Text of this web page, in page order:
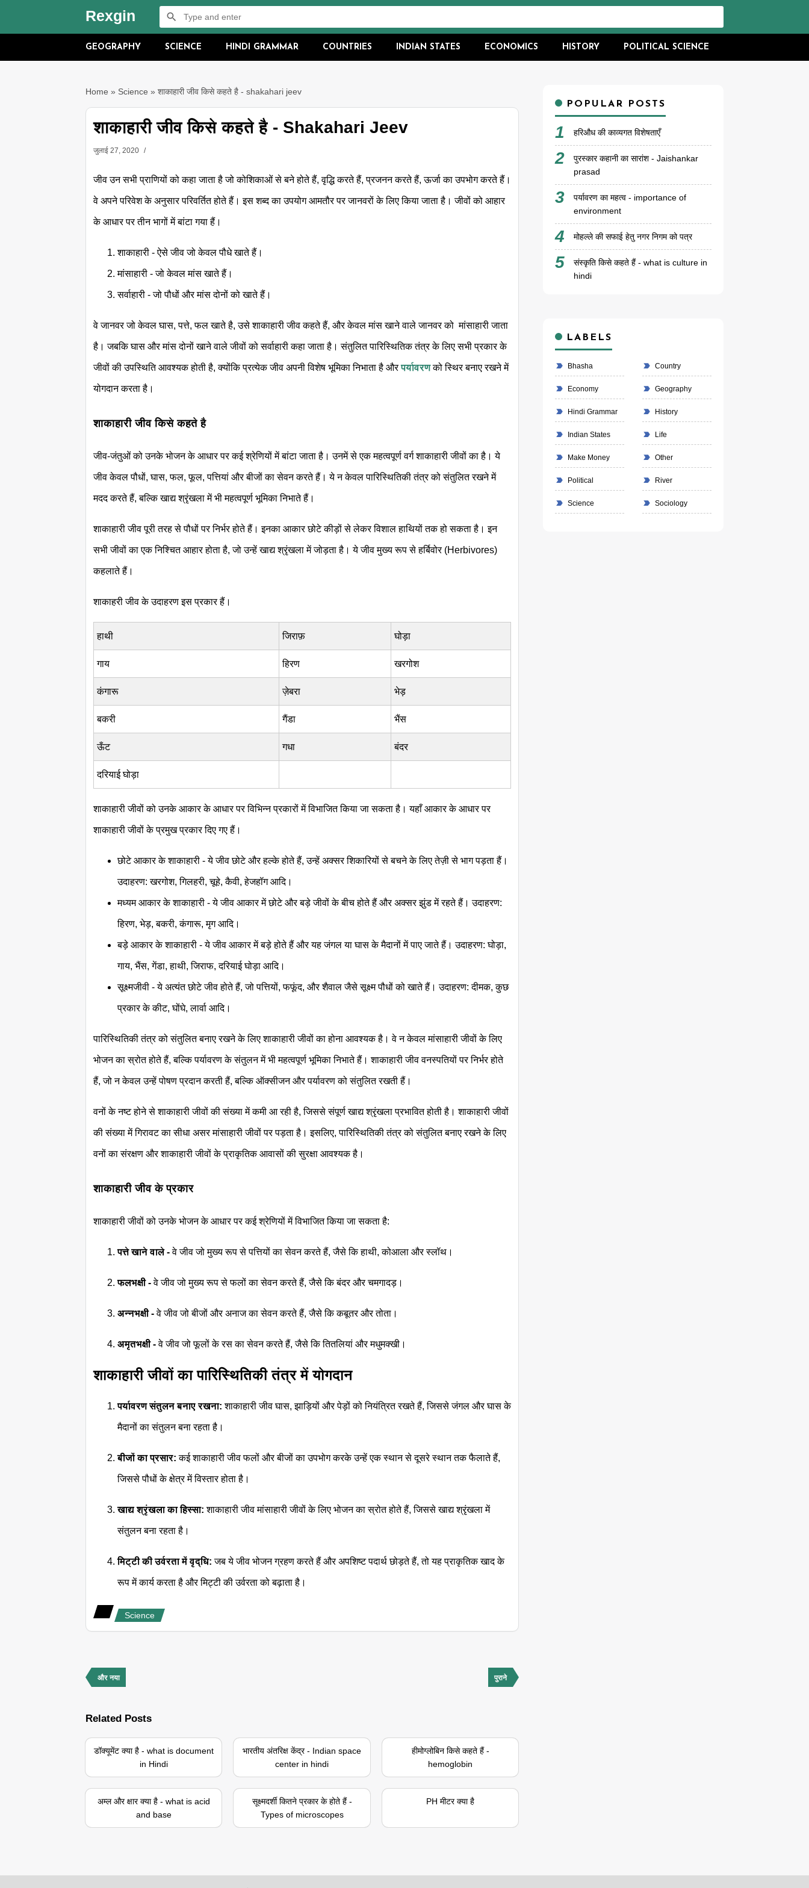
Rexgin
GEOGRAPHY SCIENCE HINDI GRAMMAR COUNTRIES INDIAN STATES ECONOMICS HISTORY POLITICAL SCIENCE
Home » Science » शाकाहारी जीव किसे कहते है - shakahari jeev
शाकाहारी जीव किसे कहते है - Shakahari Jeev
जुलाई 27, 2020
जीव उन सभी प्राणियों को कहा जाता है जो कोशिकाओं से बने होते हैं, वृद्धि करते हैं, प्रजनन करते हैं, ऊर्जा का उपभोग करते हैं।
वे अपने परिवेश के अनुसार परिवर्तित होते हैं। इस शब्द का उपयोग आमतौर पर जानवरों के लिए किया जाता है। जीवों को आहार
के आधार पर तीन भागों में बांटा गया हैं।
शाकाहारी - ऐसे जीव जो केवल पौधे खाते हैं।
मांसाहारी - जो केवल मांस खाते हैं।
सर्वाहारी - जो पौधों और मांस दोनों को खाते हैं।
वे जानवर जो केवल घास, पत्ते, फल खाते है, उसे शाकाहारी जीव कहते हैं, और केवल मांस खाने वाले जानवर को मांसाहारी जाता
है। जबकि घास और मांस दोनों खाने वाले जीवों को सर्वाहारी कहा जाता है। संतुलित पारिस्थितिक तंत्र के लिए सभी प्रकार के
जीवों की उपस्थिति आवश्यक होती है, क्योंकि प्रत्येक जीव अपनी विशेष भूमिका निभाता है औरपर्यावरणको स्थिर बनाए रखने में
योगदान करता है।
शाकाहारी जीव किसे कहते है
जीव-जंतुओं को उनके भोजन के आधार पर कई श्रेणियों में बांटा जाता है। उनमें से एक महत्वपूर्ण वर्ग शाकाहारी जीवों का है। ये
जीव केवल पौधों, घास, फल, फूल, पत्तियां और बीजों का सेवन करते हैं। ये न केवल पारिस्थितिकी तंत्र को संतुलित रखने में
मदद करते हैं, बल्कि खाद्य श्रृंखला में भी महत्वपूर्ण भूमिका निभाते हैं।
शाकाहारी जीव पूरी तरह से पौधों पर निर्भर होते हैं। इनका आकार छोटे कीड़ों से लेकर विशाल हाथियों तक हो सकता है। इन
सभी जीवों का एक निश्चित आहार होता है, जो उन्हें खाद्य श्रृंखला में जोड़ता है। ये जीव मुख्य रूप से हर्बिवोर (Herbivores)
कहलाते हैं।
शाकाहरी जीव के उदाहरण इस प्रकार हैं।
हाथी जिराफ़ घोड़ा
गाय हिरण खरगोश
कंगारू ज़ेबरा भेड़
बकरी गैंडा भैंस
ऊँट गधा बंदर
दरियाई घोड़ा
शाकाहारी जीवों को उनके आकार के आधार पर विभिन्न प्रकारों में विभाजित किया जा सकता है। यहाँ आकार के आधार पर
शाकाहारी जीवों के प्रमुख प्रकार दिए गए हैं।
छोटे आकार के शाकाहारी - ये जीव छोटे और हल्के होते हैं, उन्हें अक्सर शिकारियों से बचने के लिए तेज़ी से भाग पड़ता हैं।
उदाहरण: खरगोश, गिलहरी, चूहे, कैवी, हेजहॉग आदि।
मध्यम आकार के शाकाहारी - ये जीव आकार में छोटे और बड़े जीवों के बीच होते हैं और अक्सर झुंड में रहते हैं। उदाहरण:
हिरण, भेड़, बकरी, कंगारू, मृग आदि।
बड़े आकार के शाकाहारी - ये जीव आकार में बड़े होते हैं और यह जंगल या घास के मैदानों में पाए जाते हैं। उदाहरण: घोड़ा,
गाय, भैंस, गेंडा, हाथी, जिराफ, दरियाई घोड़ा आदि।
सूक्ष्मजीवी - ये अत्यंत छोटे जीव होते हैं, जो पत्तियों, फफूंद, और शैवाल जैसे सूक्ष्म पौधों को खाते हैं। उदाहरण: दीमक, कुछ
प्रकार के कीट, घोंघे, लार्वा आदि।
पारिस्थितिकी तंत्र को संतुलित बनाए रखने के लिए शाकाहारी जीवों का होना आवश्यक है। वे न केवल मांसाहारी जीवों के लिए
भोजन का स्रोत होते हैं, बल्कि पर्यावरण के संतुलन में भी महत्वपूर्ण भूमिका निभाते हैं। शाकाहारी जीव वनस्पतियों पर निर्भर होते
हैं, जो न केवल उन्हें पोषण प्रदान करती हैं, बल्कि ऑक्सीजन और पर्यावरण को संतुलित रखती हैं।
वनों के नष्ट होने से शाकाहारी जीवों की संख्या में कमी आ रही है, जिससे संपूर्ण खाद्य श्रृंखला प्रभावित होती है। शाकाहारी जीवों
की संख्या में गिरावट का सीधा असर मांसाहारी जीवों पर पड़ता है। इसलिए, पारिस्थितिकी तंत्र को संतुलित बनाए रखने के लिए
वनों का संरक्षण और शाकाहारी जीवों के प्राकृतिक आवासों की सुरक्षा आवश्यक है।
शाकाहारी जीव के प्रकार
शाकाहारी जीवों को उनके भोजन के आधार पर कई श्रेणियों में विभाजित किया जा सकता है:
पत्ते खाने वाले-वे जीव जो मुख्य रूप से पत्तियों का सेवन करते हैं, जैसे कि हाथी, कोआला और स्लॉथ।
फलभक्षी -वे जीव जो मुख्य रूप से फलों का सेवन करते हैं, जैसे कि बंदर और चमगादड़।
अन्नभक्षी -वे जीव जो बीजों और अनाज का सेवन करते हैं, जैसे कि कबूतर और तोता।
अमृतभक्षी -वे जीव जो फूलों के रस का सेवन करते हैं, जैसे कि तितलियां और मधुमक्खी।
शाकाहारी जीवों का पारिस्थितिकी तंत्र में योगदान
पर्यावरण संतुलन बनाए रखना: शाकाहारी जीव घास, झाड़ियों और पेड़ों को नियंत्रित रखते हैं, जिससे जंगल और घास के
मैदानों का संतुलन बना रहता है।
बीजों का प्रसार: कई शाकाहारी जीव फलों और बीजों का उपभोग करके उन्हें एक स्थान से दूसरे स्थान तक फैलाते हैं,
जिससे पौधों के क्षेत्र में विस्तार होता है।
खाद्य श्रृंखला का हिस्सा: शाकाहारी जीव मांसाहारी जीवों के लिए भोजन का स्रोत होते हैं, जिससे खाद्य श्रृंखला में
संतुलन बना रहता है।
मिट्टी की उर्वरता में वृद्धि: जब ये जीव भोजन ग्रहण करते हैं और अपशिष्ट पदार्थ छोड़ते हैं, तो यह प्राकृतिक खाद के
रूप में कार्य करता है और मिट्टी की उर्वरता को बढ़ाता है।
Science
और नया पुराने
Related Posts
डॉक्यूमेंट क्या है - what is document
in Hindi
भारतीय अंतरिक्ष केंद्र - Indian space
center in hindi
हीमोग्लोबिन किसे कहते हैं -
hemoglobin
अम्ल और क्षार क्या है - what is acid
and base
सूक्ष्मदर्शी कितने प्रकार के होते हैं -
Types of microscopes
PH मीटर क्या है
POPULAR POSTS
हरिऔध की काव्यगत विशेषताएँ
पुरस्कार कहानी का सारांश - Jaishankar
prasad
पर्यावरण का महत्व - importance of
environment
मोहल्ले की सफाई हेतु नगर निगम को पत्र
संस्कृति किसे कहते हैं - what is culture in
hindi
LABELS
Bhasha Country
Economy Geography
Hindi Grammar History
Indian States Life
Make Money Other
Political River
Science Sociology